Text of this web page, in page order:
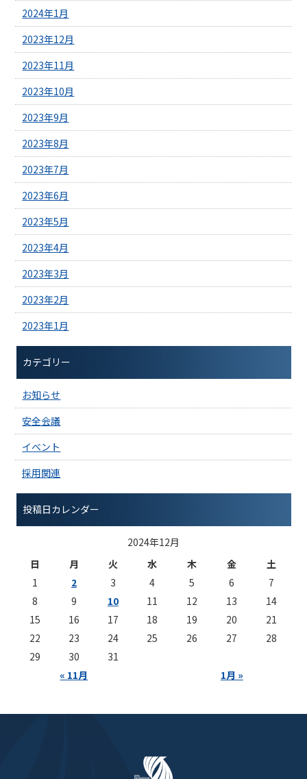
2024年1月
2023年12月
2023年11月
2023年10月
2023年9月
2023年8月
2023年7月
2023年6月
2023年5月
2023年4月
2023年3月
2023年2月
2023年1月
カテゴリー
お知らせ
安全会議
イベント
採用関連
投稿日カレンダー
2024年12月
日
月 火 水 木 金 土
« 11月 1月 »
1 2 3 4 5 6
7
8
9 10 11 12 13
14
15
16 17 18 19 20
21
22
23 24 25 26 27
28
29
30 31